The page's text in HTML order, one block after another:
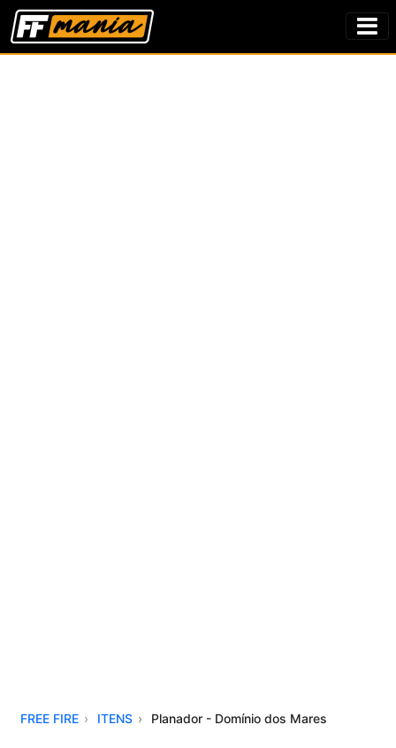
FREE FIRE ITENS Planador - Domínio dos Mares